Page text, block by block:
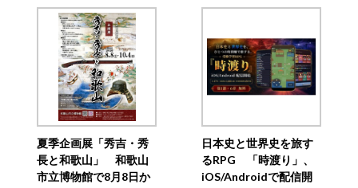
夏季企画展「秀吉・秀
長と和歌山」 和歌山
市立博物館で8月8日か
日本史と世界史を旅す
るRPG 「時渡り」、
iOS/Androidで配信開